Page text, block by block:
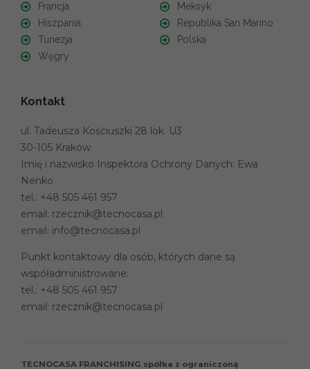
Francja
Hiszpania
Tunezja
Węgry
Meksyk
Republika San Marino
Polska
Kontakt
ul. Tadeusza Kościuszki 28 lok. U3
30-105 Kraków
Imię i nazwisko Inspektora Ochrony Danych: Ewa
Nenko
tel.: +48 505 461 957
email: rzecznik@tecnocasa.pl
email: info@tecnocasa.pl
Punkt kontaktowy dla osób, których dane są
współadministrowane:
tel.: +48 505 461 957
email: rzecznik@tecnocasa.pl
TECNOCASA FRANCHISING spółka z ograniczoną